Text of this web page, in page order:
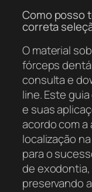
Como posso
correta
O material
fórceps
consulta e
line. Este
e suas
acordo com a
localização
para o
de
preservando